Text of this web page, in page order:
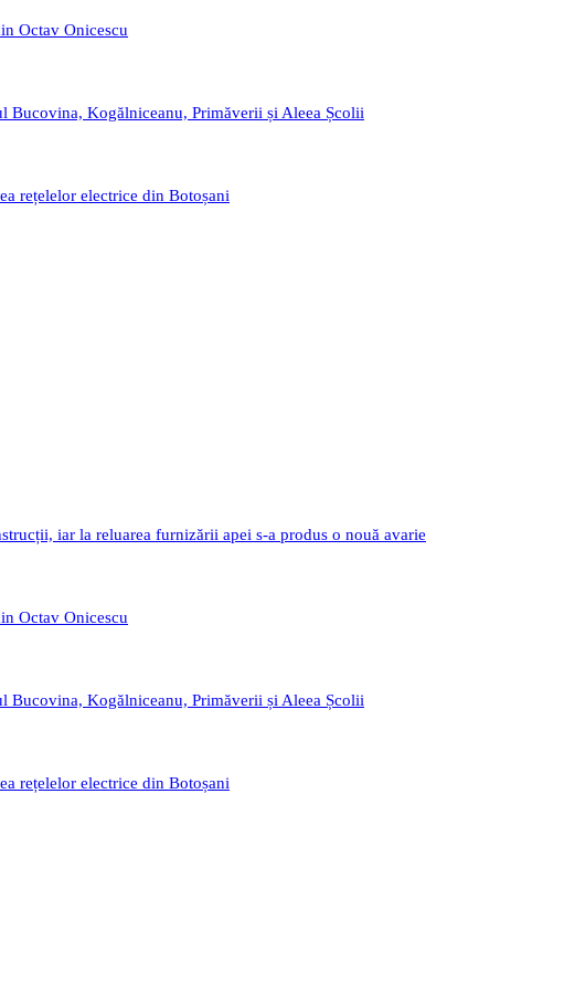
Octav Onicescu
Bucovina, Kogălniceanu, Primăverii și Aleea Școlii
rețelelor electrice din Botoșani
iar la reluarea furnizării apei s-a produs o nouă avarie
Octav Onicescu
Bucovina, Kogălniceanu, Primăverii și Aleea Școlii
rețelelor electrice din Botoșani